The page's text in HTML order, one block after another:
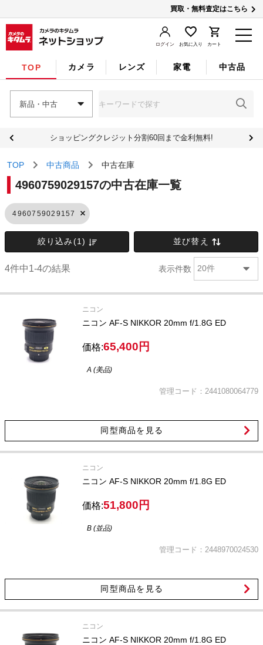
買取・無料査定はこちら
ログイン お気に入り カート
TOP カメラ レンズ 家電 中古品
新品・中古
ショッピングクレジット分割60回まで金利無料!
TOP 中古商品 中古在庫
4960759029157の中古在庫一覧
4960759029157
絞り込み(1) 並び替え
4件中1-4の結果 表示件数 20件
ニコン
ニコン AF-S NIKKOR 20mm f/1.8G ED
価格:65,400円
A (美品)
管理コード：2441080064779
同型商品を見る
ニコン
ニコン AF-S NIKKOR 20mm f/1.8G ED
価格:51,800円
B (並品)
管理コード：2448970024530
同型商品を見る
ニコン
ニコン AF-S NIKKOR 20mm f/1.8G ED